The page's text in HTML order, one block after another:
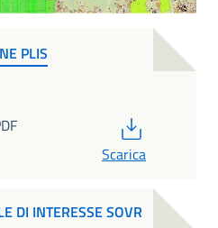
PLIS
Scarica
DI INTERESSE SOVR